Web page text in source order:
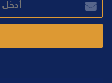
بريدك
الإلكتروني